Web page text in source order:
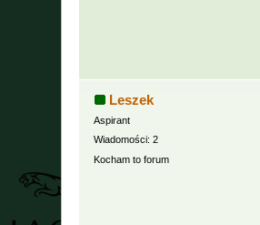
Leszek
Aspirant
Wiadomości: 2
Kocham to forum